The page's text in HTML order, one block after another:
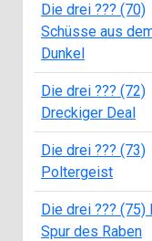
Die drei ??? (70)
Schüsse aus
Dunkel
Die drei ??? (72)
Dreckiger Deal
Die drei ??? (73)
Poltergeist
Die drei ??? (75)
Spur des Raben